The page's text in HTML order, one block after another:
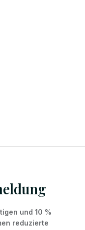
und 10 %
reduzierte